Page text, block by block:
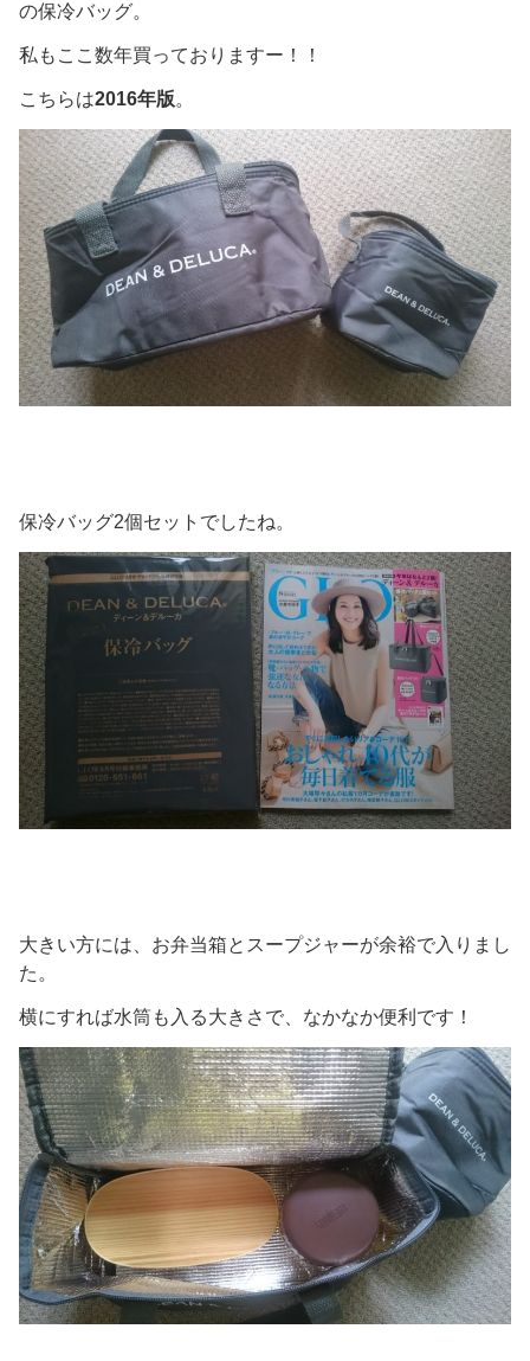
の保冷バッグ。
私もここ数年買っておりますー！！
こちらは2016年版。
保冷バッグ2個セットでしたね。
大きい方には、お弁当箱とスープジャーが余裕で入りまし
た。
横にすれば水筒も入る大きさで、なかなか便利です！